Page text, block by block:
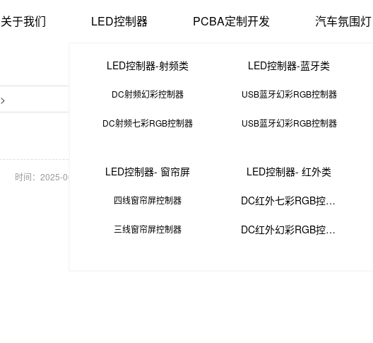
关于我们 LED控制器
LED控制器-射频类
DC射频幻彩控制器
DC射频七彩RGB控制器
LED控制器-蓝牙类
USB蓝牙幻彩RGB控制器
USB蓝牙幻彩RGB控制器
LED控制器- 窗帘屏
四线窗帘屏控制器
三线窗帘屏控制器
LED控制器- 红外类
DC红外七彩RGB控制器
DC红外幻彩RGB控制器
PCBA定制开发 汽车氛围灯
>
时间：2025-06-29 11:40:07 来源：PCBA 次